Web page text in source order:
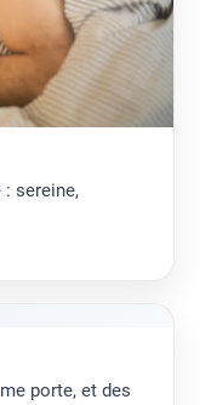
: sereine,
porte, et des